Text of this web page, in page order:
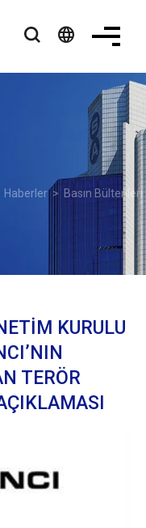
language
Haberler> Basın Bültenleri
KURULU
TERÖR